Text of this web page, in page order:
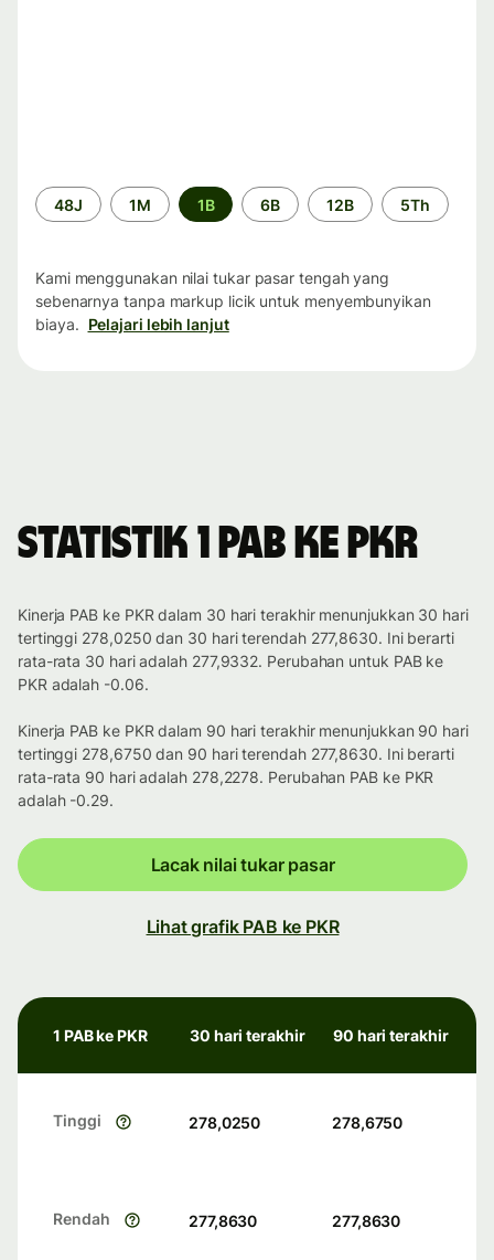
Periode
waktu
48J 1M 1B 6B 12B 5Th
Kami menggunakan nilai tukar pasar tengah yang
sebenarnya tanpa markup licik untuk menyembunyikan
biaya. Pelajari lebih lanjut
Statistik 1 PAB ke PKR
Kinerja PAB ke PKR dalam 30 hari terakhir menunjukkan 30 hari
tertinggi 278,0250 dan 30 hari terendah 277,8630. Ini berarti
rata-rata 30 hari adalah 277,9332. Perubahan untuk PAB ke
PKR adalah -0.06.
Kinerja PAB ke PKR dalam 90 hari terakhir menunjukkan 90 hari
tertinggi 278,6750 dan 90 hari terendah 277,8630. Ini berarti
rata-rata 90 hari adalah 278,2278. Perubahan PAB ke PKR
adalah -0.29.
Lacak nilai tukar pasar
Lihat grafik PAB ke PKR
1 PAB ke PKR 30 hari terakhir 90 hari terakhir
Tinggi 278,0250 278,6750
Rendah 277,8630 277,8630